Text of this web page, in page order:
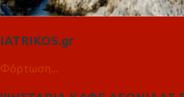
IATRIKOS.gr
Φόρτωση...